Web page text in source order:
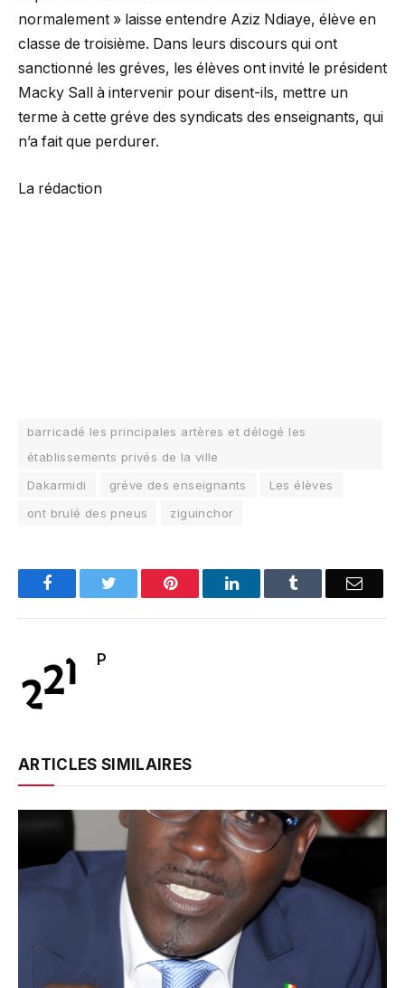
normalement » laisse entendre Aziz Ndiaye, élève en
classe de troisième. Dans leurs discours qui ont
sanctionné les gréves, les élèves ont invité le président
Macky Sall à intervenir pour disent-ils, mettre un
terme à cette gréve des syndicats des enseignants, qui
n’a fait que perdurer.
La rédaction
barricadé les principales artères et délogé les
établissements privés de la ville
Dakarmidi
gréve des enseignants
Les élèves
ont brulé des pneus
ziguinchor
FacebookTwitter Pinterest LinkedInTumblr Email
P
ARTICLES SIMILAIRES